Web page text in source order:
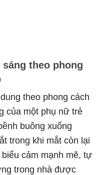
theo phong
theo phong cách
của một phụ nữ trẻ
buông xuống
trong khi mắt còn lại
cảm mạnh mẽ, tự
trong nhà được